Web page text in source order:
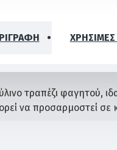
τραπέζι φαγητού,
να προσαρμοστεί σε